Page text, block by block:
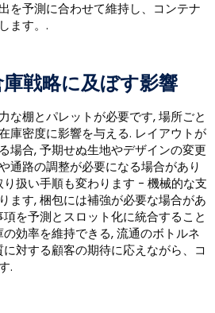
を予測に合わせて維持し、コンテナ
ます。.
戦略に及ぼす影響
な棚とパレットが必要です, 場所ごと
庫密度に影響を与える. レイアウトが
場合, 予期せぬ生地やデザインの変更
通路の調整が必要になる場合があり
り扱い手順も変わります - 機械的な支
ます, 梱包には補強が必要な場合があ
を予測とスロット化に統合すること
効率を維持できる, 流通のボトルネ
対する顧客の期待に応えながら、コ
.